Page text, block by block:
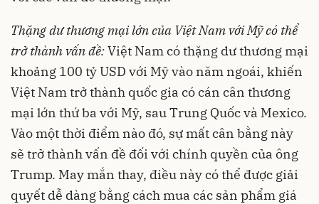
Thặng dư thương mại lớn của Việt Nam với Mỹ có thể
trở thành vấn đề:Việt Nam có thặng dư thương mại
khoảng 100 tỷ USD với Mỹ vào năm ngoái, khiến
Việt Nam trở thành quốc gia có cán cân thương
mại lớn thứ ba với Mỹ, sau Trung Quốc và Mexico.
Vào một thời điểm nào đó, sự mất cân bằng này
sẽ trở thành vấn đề đối với chính quyền của ông
Trump. May mắn thay, điều này có thể được giải
quyết dễ dàng bằng cách mua các sản phẩm giá